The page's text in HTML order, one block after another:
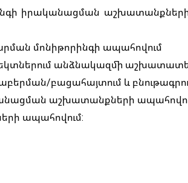
իրականացման աշխատանքների
մոնիթորինգի ապահովում
անձնակազմի
բացահայտում և
աշխատանքների
ապահովում: